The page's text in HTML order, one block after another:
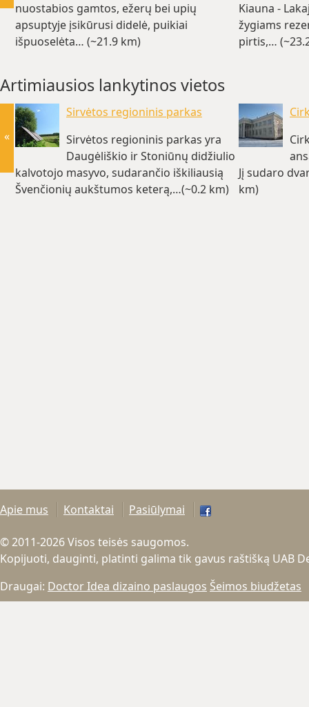
nuostabios gamtos, ežerų bei upių
apsuptyje įsikūrusi didelė, puikiai
išpuoselėta… (~21.9 km)
Kiauna -
žygiams
pirtis,…
Artimiausios lankytinos vietos
Sirvėtos regioninis parkas
Sirvėtos regioninis parkas yra
Daugėliškio ir Stoniūnų didžiulio
kalvotojo masyvo, sudarančio iškiliausią
Švenčionių aukštumos keterą,…(~0.2 km)
Jį sudaro
km)
«
Apie mus Kontaktai Pasiūlymai
© 2011-2026 Visos teisės saugomos.
Kopijuoti, dauginti, platinti galima tik gavus raštišką UAB
Draugai: Doctor Idea dizaino paslaugos Šeimos biudžetas